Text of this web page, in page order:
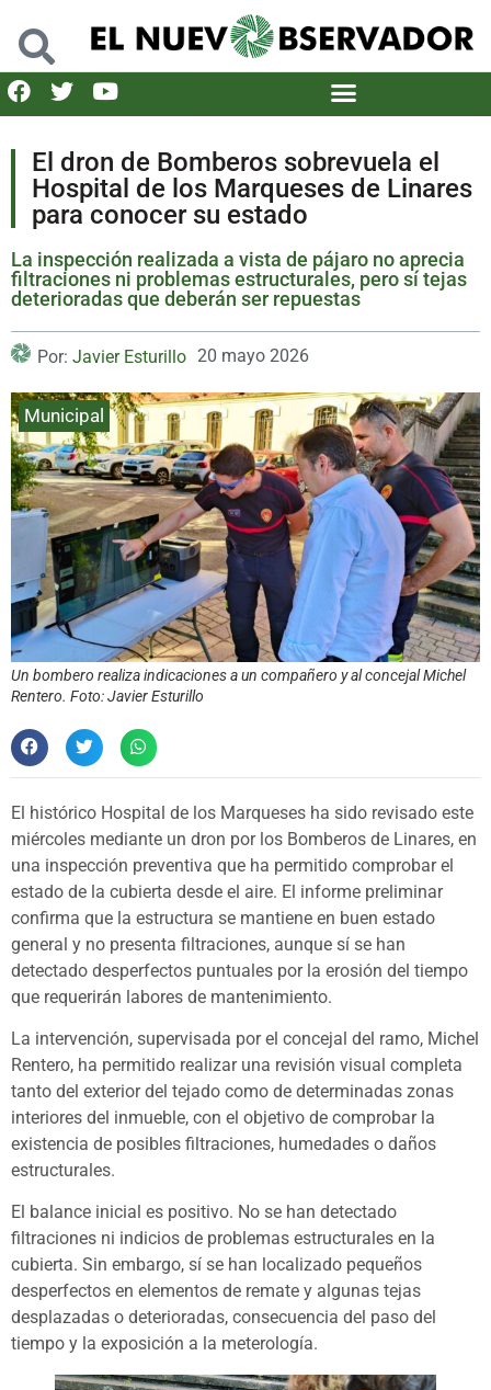
El dron de Bomberos sobrevuela el
Hospital de los Marqueses de Linares
para conocer su estado
La inspección realizada a vista de pájaro no aprecia
filtraciones ni problemas estructurales, pero sí tejas
deterioradas que deberán ser repuestas
Por: Javier Esturillo 20 mayo 2026
Municipal
Un bombero realiza indicaciones a un compañero y al concejal Michel
Rentero. Foto: Javier Esturillo
El histórico Hospital de los Marqueses ha sido revisado este
miércoles mediante un dron por los Bomberos de Linares, en
una inspección preventiva que ha permitido comprobar el
estado de la cubierta desde el aire. El informe preliminar
confirma que la estructura se mantiene en buen estado
general y no presenta filtraciones, aunque sí se han
detectado desperfectos puntuales por la erosión del tiempo
que requerirán labores de mantenimiento.
La intervención, supervisada por el concejal del ramo, Michel
Rentero, ha permitido realizar una revisión visual completa
tanto del exterior del tejado como de determinadas zonas
interiores del inmueble, con el objetivo de comprobar la
existencia de posibles filtraciones, humedades o daños
estructurales.
El balance inicial es positivo. No se han detectado
filtraciones ni indicios de problemas estructurales en la
cubierta. Sin embargo, sí se han localizado pequeños
desperfectos en elementos de remate y algunas tejas
desplazadas o deterioradas, consecuencia del paso del
tiempo y la exposición a la meterología.